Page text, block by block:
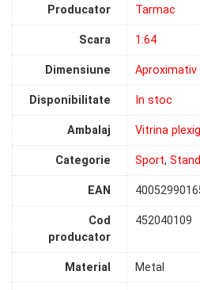
Producator Tarmac
Scara 1:64
Dimensiune
Disponibilitate In stoc
Ambalaj Vitrina
Categorie Sport,
EAN
Cod
producator
452040109
Material Metal